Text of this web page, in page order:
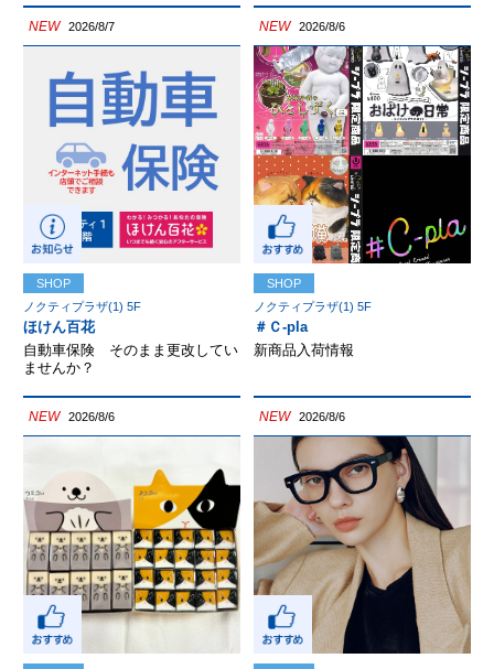
NEW 2026/8/7
SHOP
ノクティプラザ(1) 5F
ほけん百花
自動車保険 そのまま更改してい
ませんか？
NEW 2026/8/6
SHOP
ノクティプラザ(1) 5F
＃Ｃ-pla
新商品入荷情報
NEW 2026/8/6 NEW 2026/8/6